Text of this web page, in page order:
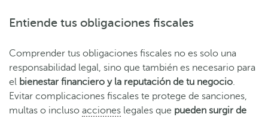
Entiende tus obligaciones fiscales
Comprender tus obligaciones fiscales no es solo una
responsabilidad legal, sino que también es necesario para
el bienestar financiero y la reputación de tu negocio.
Evitar complicaciones fiscales te protege de sanciones,
multas o incluso acciones legales que pueden surgir de